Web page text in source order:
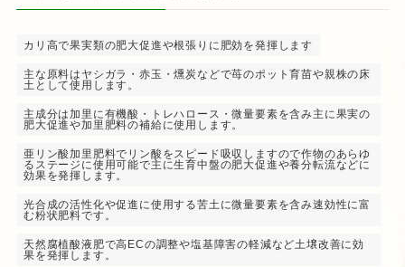
カリ高で果実類の肥大促進や根張りに肥効を発揮します
主な原料はヤシガラ・赤玉・燻炭などで苺のポット育苗や親株の床
土として使用します。
主成分は加里に有機酸・トレハロース・微量要素を含み主に果実の
肥大促進や加里肥料の補給に使用します。
亜リン酸加里肥料でリン酸をスピード吸収しますので作物のあらゆ
るステージに使用可能で主に生育中盤の肥大促進や養分転流などに
効果を発揮します。
光合成の活性化や促進に使用する苦土に微量要素を含み速効性に富
む粉状肥料です。
天然腐植酸液肥で高ECの調整や塩基障害の軽減など土壌改善に効
果を発揮します。